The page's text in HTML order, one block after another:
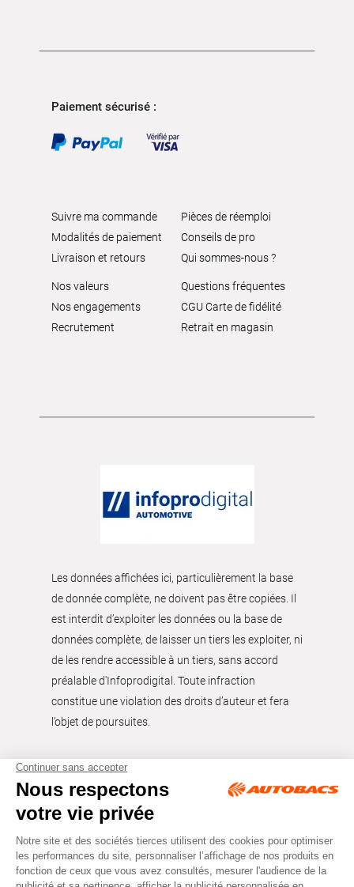
Paiement sécurisé :
Suivre ma commande
Modalités de paiement
Livraison et retours
Pièces de réemploi
Conseils de pro
Qui sommes-nous ?
Nos valeurs
Nos engagements
Recrutement
Questions fréquentes
CGU Carte de fidélité
Retrait en magasin
Les données affichées ici, particulièrement la base
de donnée complète, ne doivent pas être copiées. Il
est interdit d’exploiter les données ou la base de
données complète, de laisser un tiers les exploiter, ni
de les rendre accessible à un tiers, sans accord
préalable d'Infoprodigital. Toute infraction
constitue une violation des droits d’auteur et fera
l’objet de poursuites.